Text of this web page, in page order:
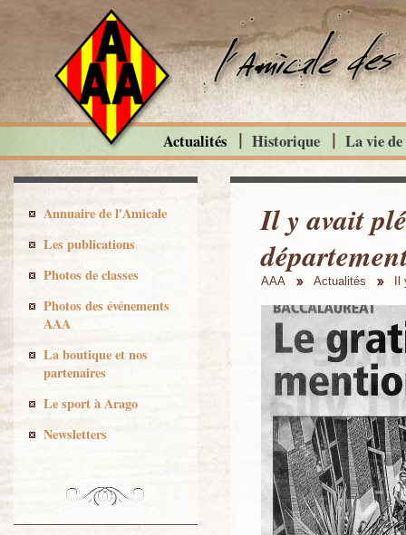
Il y avait
AAA Actualités
Actualités Historique La vie
Annuaire de l'Amicale
Les publications
Photos de classes
Photos des événements
AAA
La boutique et nos
partenaires
Le sport à Arago
Newsletters